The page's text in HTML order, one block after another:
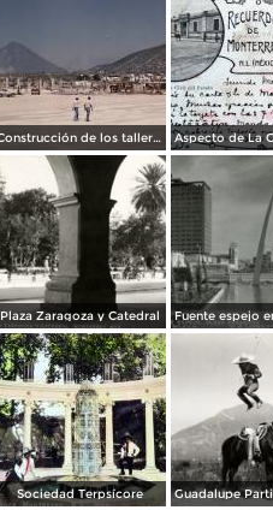
Construcción de los talleres del metro
Plaza Zaragoza y Catedral
Sociedad Terpsícore